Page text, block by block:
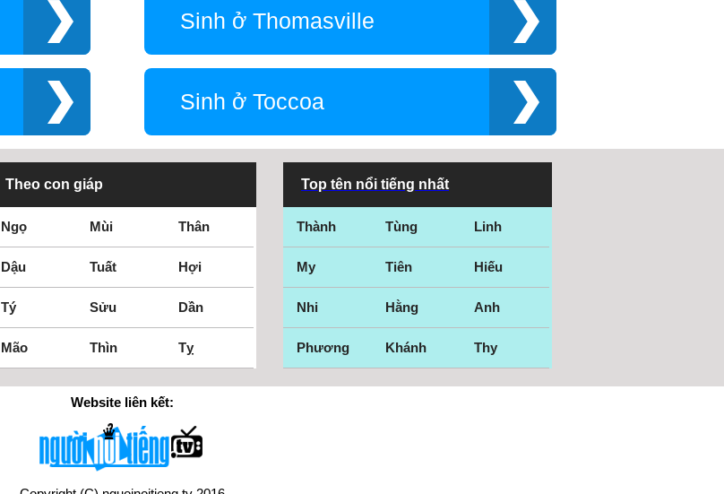
Sinh ở Thomasville
Sinh ở Toccoa
Theo con giáp
Ngọ Mùi Thân
Dậu Tuất Hợi
Tý Sửu Dần
Mão Thìn Tỵ
Top tên nổi tiếng nhất
Thành Tùng Linh
My Tiên Hiếu
Nhi Hằng Anh
Phương Khánh Thy
Website liên kết: